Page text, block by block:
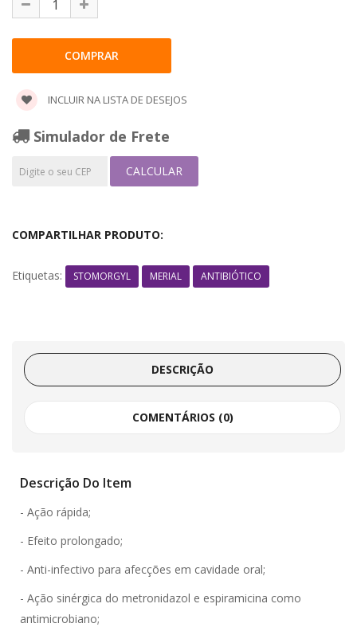
INCLUIR NA LISTA DE DESEJOS
Simulador de Frete
CALCULAR
COMPARTILHAR PRODUTO:
Etiquetas: STOMORGYL MERIAL ANTIBIÓTICO
DESCRIÇÃO
COMENTÁRIOS (0)
Descrição Do Item
- Ação rápida;
- Efeito prolongado;
- Anti-infectivo para afecções em cavidade oral;
- Ação sinérgica do metronidazol e espiramicina como
antimicrobiano;